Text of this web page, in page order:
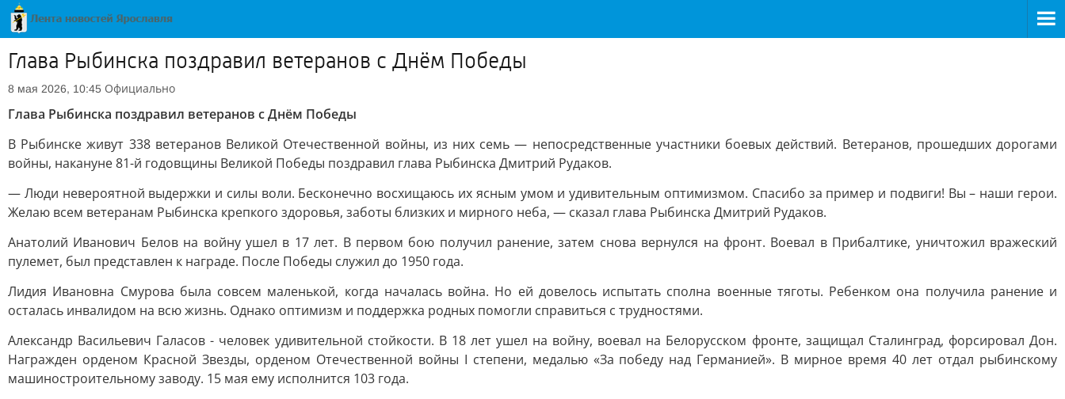
Глава Рыбинска поздравил ветеранов с Днём Победы
8 мая 2026, 10:45 Официально
Глава Рыбинска поздравил ветеранов с Днём Победы
В Рыбинске живут 338 ветеранов Великой Отечественной войны, из них семь — непосредственные участники боевых действий. Ветеранов, прошедших дорогами
войны, накануне 81-й годовщины Великой Победы поздравил глава Рыбинска Дмитрий Рудаков.
— Люди невероятной выдержки и силы воли. Бесконечно восхищаюсь их ясным умом и удивительным оптимизмом. Спасибо за пример и подвиги! Вы – наши герои.
Желаю всем ветеранам Рыбинска крепкого здоровья, заботы близких и мирного неба, — сказал глава Рыбинска Дмитрий Рудаков.
Анатолий Иванович Белов на войну ушел в 17 лет. В первом бою получил ранение, затем снова вернулся на фронт. Воевал в Прибалтике, уничтожил вражеский
пулемет, был представлен к награде. После Победы служил до 1950 года.
Лидия Ивановна Смурова была совсем маленькой, когда началась война. Но ей довелось испытать сполна военные тяготы. Ребенком она получила ранение и
осталась инвалидом на всю жизнь. Однако оптимизм и поддержка родных помогли справиться с трудностями.
Александр Васильевич Галасов - человек удивительной стойкости. В 18 лет ушел на войну, воевал на Белорусском фронте, защищал Сталинград, форсировал Дон.
Награжден орденом Красной Звезды, орденом Отечественной войны I степени, медалью «За победу над Германией». В мирное время 40 лет отдал рыбинскому
машиностроительному заводу. 15 мая ему исполнится 103 года.